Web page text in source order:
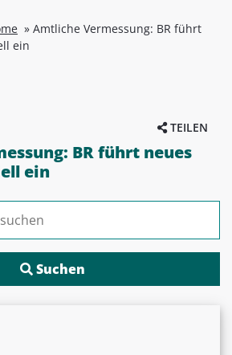
» Amtliche Vermessung: BR führt
ein
TEILEN
BR führt neues
ein